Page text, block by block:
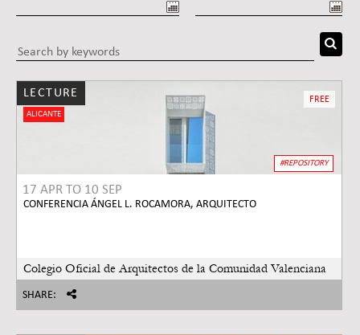
LECTURE
ALICANTE
17 APR TO 10 SEP
FREE
CONFERENCIA ÁNGEL L. ROCAMORA, ARQUITECTO
Colegio Oficial de Arquitectos de la Comunidad Valenciana
#REPOSITORY
SHARE: